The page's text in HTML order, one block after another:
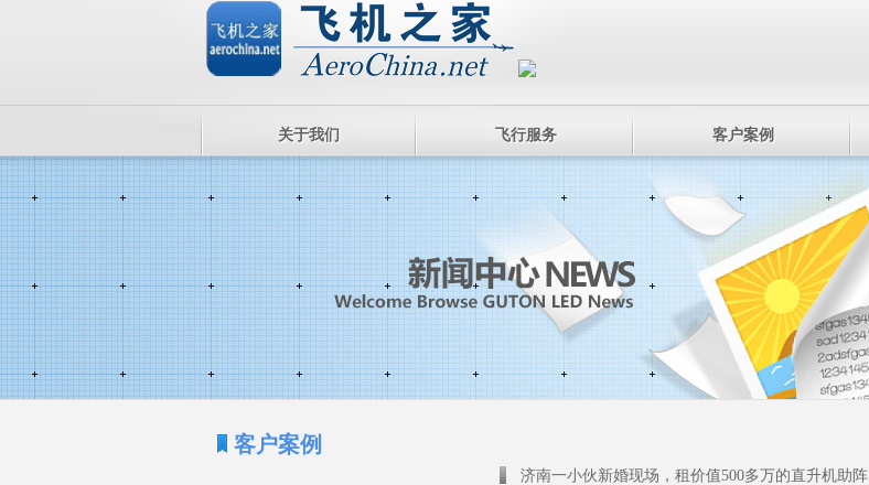
关于我们 飞行服务 客户案例
客户案例
济南一小伙新婚现场，租价值500多万的直升机助阵